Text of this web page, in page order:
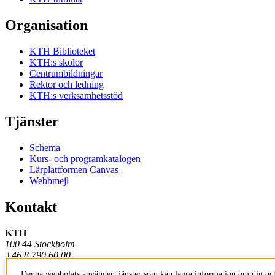
Organisation
KTH Biblioteket
KTH:s skolor
Centrumbildningar
Rektor och ledning
KTH:s verksamhetsstöd
Tjänster
Schema
Kurs- och programkatalogen
Lärplattformen Canvas
Webbmejl
Kontakt
KTH
100 44 Stockholm
+46 8 790 60 00